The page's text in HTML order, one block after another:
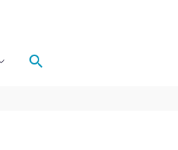
Rechercher